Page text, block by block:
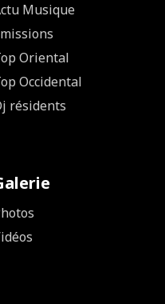
Musique
Oriental
Occidental
résidents